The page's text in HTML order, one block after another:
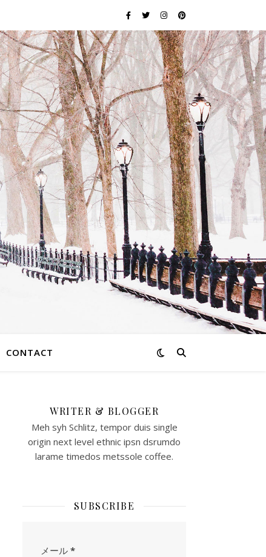
CONTACT
WRITER & BLOGGER
Meh syh Schlitz, tempor duis single
origin next level ethnic ipsn dsrumdo
larame timedos metssole coffee.
SUBSCRIBE
メール *